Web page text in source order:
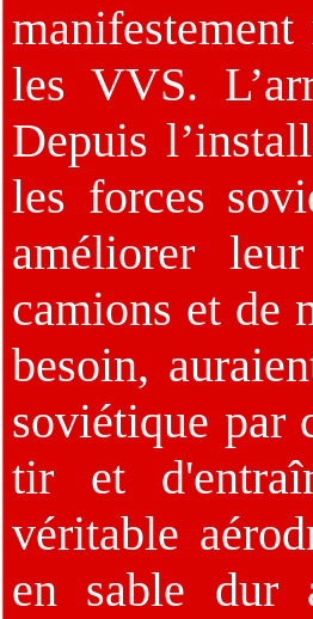
les VVS.
Depuis
les forces
améliorer
camions et de
besoin,
soviétique par
tir et
véritable
en sable dur